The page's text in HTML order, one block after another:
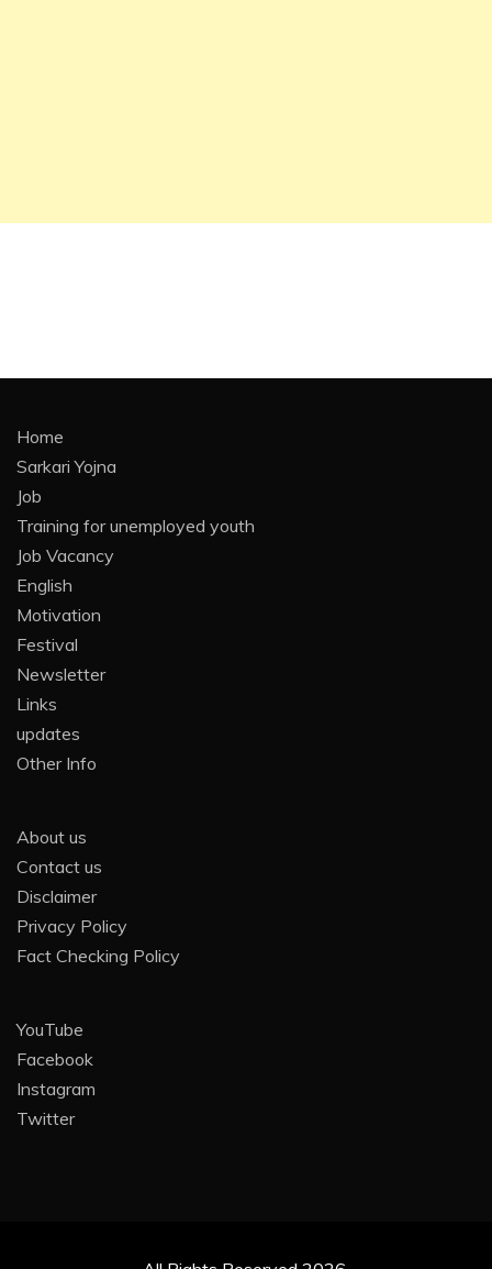
Home
Sarkari Yojna
Job
Training for unemployed youth
Job Vacancy
English
Motivation
Festival
Newsletter
Links
updates
Other Info
About us
Contact us
Disclaimer
Privacy Policy
Fact Checking Policy
YouTube
Facebook
Instagram
Twitter